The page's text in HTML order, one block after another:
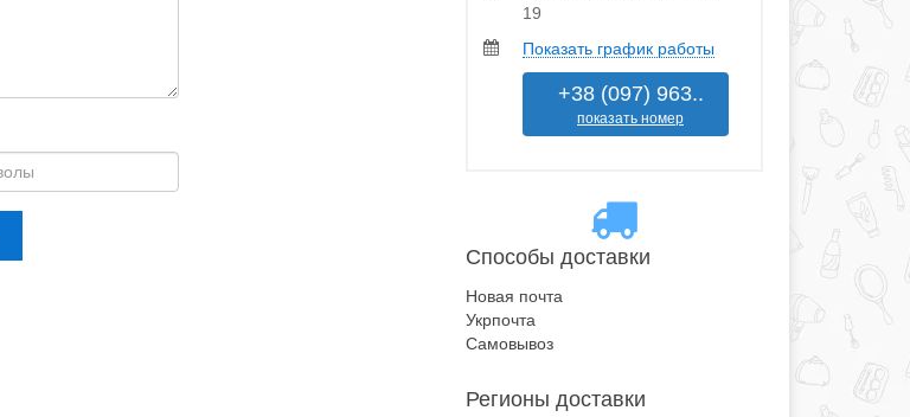
19
Показать график работы
+38 (097) 963..
показать номер
Способы доставки
Новая почта
Укрпочта
Самовывоз
Регионы доставки